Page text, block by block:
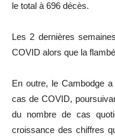
le total à 696 décès.
Les 2 dernières
COVID alors que la
En outre, le Cambodge a
cas de COVID,
du nombre de cas
croissance des chiffres